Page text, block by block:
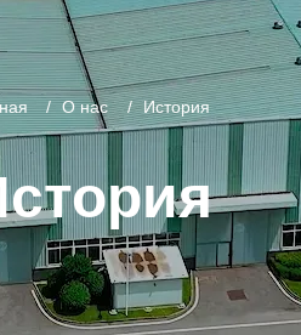
О нас История